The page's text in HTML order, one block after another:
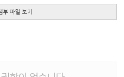
부 파일 보기